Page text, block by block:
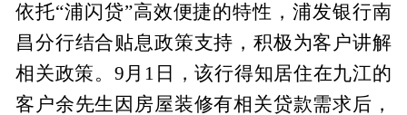
依托“浦闪贷”高效便捷的特性，浦发银行南
昌分行结合贴息政策支持，积极为客户讲解
相关政策。9月1日，该行得知居住在九江的
客户余先生因房屋装修有相关贷款需求后，